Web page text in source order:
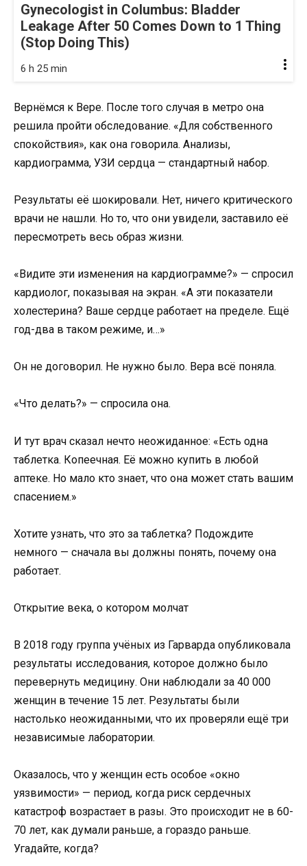
Gynecologist in Columbus: Bladder
Leakage After 50 Comes Down to 1 Thing
(Stop Doing This)
6 h 25 min
Вернёмся к Вере. После того случая в метро она
решила пройти обследование. «Для собственного
спокойствия», как она говорила. Анализы,
кардиограмма, УЗИ сердца — стандартный набор.
Результаты её шокировали. Нет, ничего критического
врачи не нашли. Но то, что они увидели, заставило её
пересмотреть весь образ жизни.
«Видите эти изменения на кардиограмме?» — спросил
кардиолог, показывая на экран. «А эти показатели
холестерина? Ваше сердце работает на пределе. Ещё
год-два в таком режиме, и…»
Он не договорил. Не нужно было. Вера всё поняла.
«Что делать?» — спросила она.
И тут врач сказал нечто неожиданное: «Есть одна
таблетка. Копеечная. Её можно купить в любой
аптеке. Но мало кто знает, что она может стать вашим
спасением.»
Хотите узнать, что это за таблетка? Подождите
немного — сначала вы должны понять, почему она
работает.
Открытие века, о котором молчат
В 2018 году группа учёных из Гарварда опубликовала
результаты исследования, которое должно было
перевернуть медицину. Они наблюдали за 40 000
женщин в течение 15 лет. Результаты были
настолько неожиданными, что их проверяли ещё три
независимые лаборатории.
Оказалось, что у женщин есть особое «окно
уязвимости» — период, когда риск сердечных
катастроф возрастает в разы. Это происходит не в 60-
70 лет, как думали раньше, а гораздо раньше.
Угадайте, когда?